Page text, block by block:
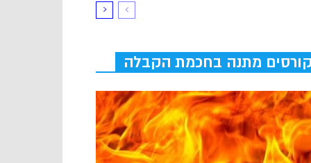
קורסים מתנה בחכמת הקבלה